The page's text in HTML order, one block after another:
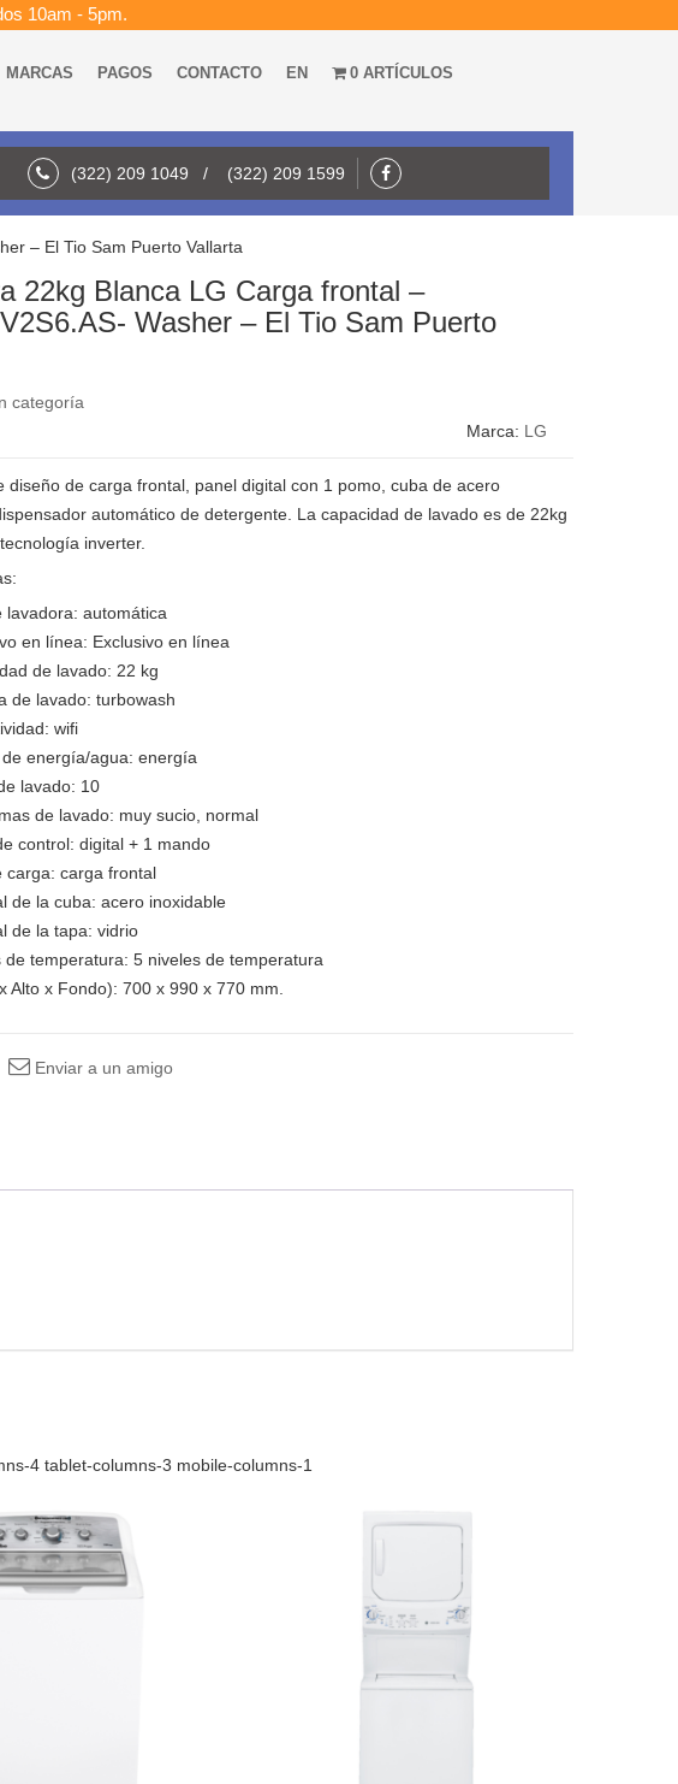
10am - 5pm.
MARCAS PAGOS CONTACTO EN 0 ARTÍCULOS
(322) 209 1049 / (322) 209 1599
– El Tio Sam Puerto Vallarta
22kg Blanca LG Carga frontal –
Washer – El Tio Sam Puerto
categoría
Marca: LG
diseño de carga frontal, panel digital con 1 pomo, cuba de acero
automático de detergente. La capacidad de lavado es de 22kg
inverter.
lavadora: automática
en línea: Exclusivo en línea
de lavado: 22 kg
de lavado: turbowash
wifi
energía/agua: energía
lavado: 10
de lavado: muy sucio, normal
control: digital + 1 mando
carga: carga frontal
de la cuba: acero inoxidable
de la tapa: vidrio
de temperatura: 5 niveles de temperatura
Alto x Fondo): 700 x 990 x 770 mm.
Enviar a un amigo
4 tablet-columns-3 mobile-columns-1